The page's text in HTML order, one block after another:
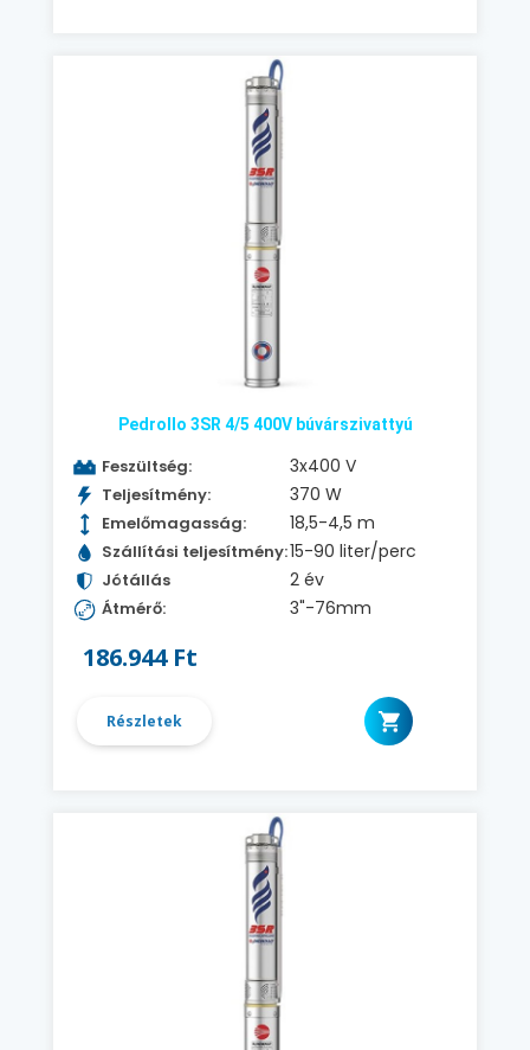
Pedrollo 3SR 4/5 400V búvárszivattyú
Feszültség: 3x400 V
Teljesítmény: 370 W
Emelőmagasság: 18,5-4,5 m
Szállítási teljesítmény:15-90 liter/perc
Jótállás 2 év
Átmérő: 3"-76mm
186.944 Ft
Részletek